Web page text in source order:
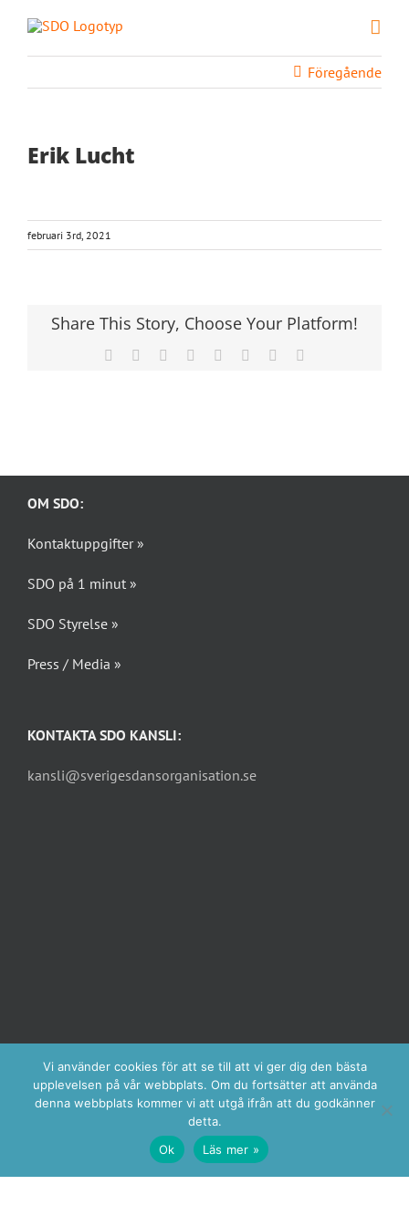
Föregående
Erik Lucht
februari 3rd, 2021
Share This Story, Choose Your Platform!
Facebook Reddit LinkedIn
TumblrPinterest
OM SDO:
Kontaktuppgifter »
SDO på 1 minut »
SDO Styrelse »
Press / Media »
KONTAKTA SDO KANSLI:
kansli@sverigesdansorganisation.se
Vi använder cookies för att se till att vi ger dig den bästa
upplevelsen på vår webbplats. Om du fortsätter att använda
denna webbplats kommer vi att utgå ifrån att du godkänner
detta.
Ok
Läs mer »